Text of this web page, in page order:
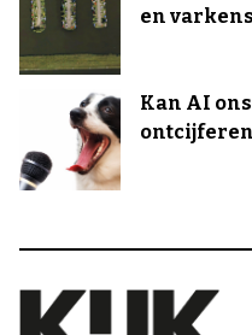
en varkens
Kan AI